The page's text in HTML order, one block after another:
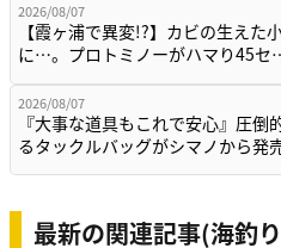
2026/08/07
【霞ヶ浦で異変!?】カビの生えた
に…。プロトミノーがハマり45
2026/08/07
『大事な道具もこれで安心』圧倒
るタックルバッグがシマノから発
最新の関連記事(海釣